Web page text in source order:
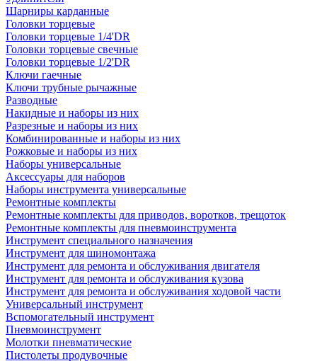
Шарниры карданные
Головки торцевые
Головки торцевые 1/4'DR
Головки торцевые свечные
Головки торцевые 1/2'DR
Ключи гаечные
Ключи трубные рычажные
Разводные
Накидные и наборы из них
Разрезные и наборы из них
Комбинированные и наборы из них
Рожковые и наборы из них
Наборы универсальные
Аксессуары для наборов
Наборы инструмента универсальные
Ремонтные комплекты
Ремонтные комплекты для приводов, воротков, трещоток
Ремонтные комплекты для пневмоинструмента
Инструмент специального назначения
Инструмент для шиномонтажа
Инструмент для ремонта и обслуживания двигателя
Инструмент для ремонта и обслуживания кузова
Инструмент для ремонта и обслуживания ходовой части
Универсальный инструмент
Вспомогательный инструмент
Пневмоинструмент
Молотки пневматические
Пистолеты продувочные